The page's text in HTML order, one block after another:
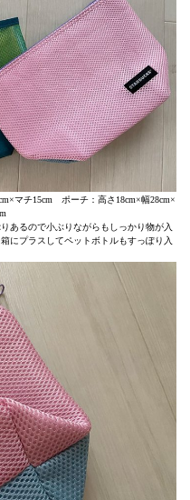
マチ15cm ポーチ：高さ18cm×幅28cm×
あるので小ぶりながらもしっかり物が入
にプラスしてペットボトルもすっぽり入